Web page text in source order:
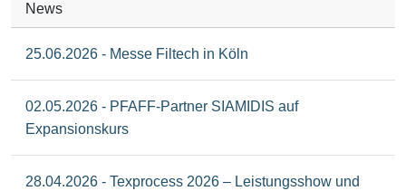
News
25.06.2026 - Messe Filtech in Köln
02.05.2026 - PFAFF-Partner SIAMIDIS auf
Expansionskurs
28.04.2026 - Texprocess 2026 – Leistungsshow und